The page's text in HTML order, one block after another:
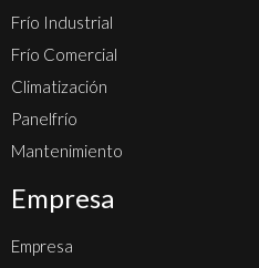
Frío Industrial
Frío Comercial
Climatización
Panelfrío
Mantenimiento
Empresa
Empresa